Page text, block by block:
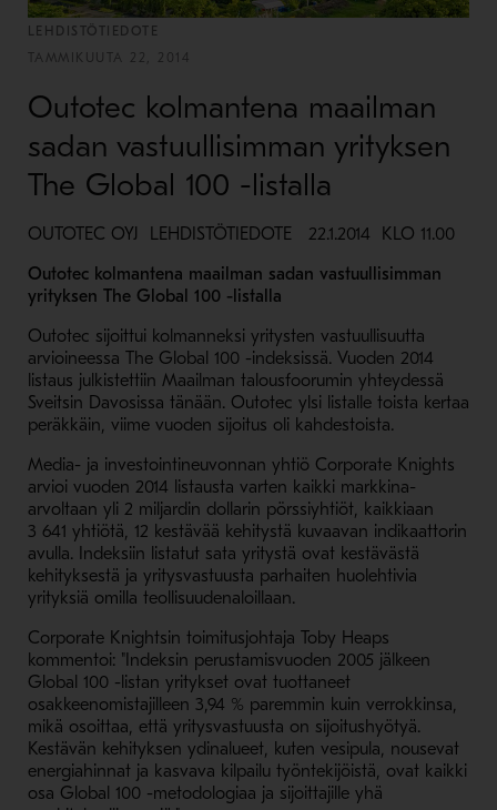
LEHDISTÖTIEDOTE
TAMMIKUUTA 22, 2014
Outotec kolmantena maailman
sadan vastuullisimman yrityksen
The Global 100 -listalla
OUTOTEC OYJ LEHDISTÖTIEDOTE 22.1.2014 KLO 11.00
Outotec kolmantena maailman sadan vastuullisimman
yrityksen The Global 100 -listalla
Outotec sijoittui kolmanneksi yritysten vastuullisuutta
arvioineessa The Global 100 -indeksissä. Vuoden 2014
listaus julkistettiin Maailman talousfoorumin yhteydessä
Sveitsin Davosissa tänään. Outotec ylsi listalle toista kertaa
peräkkäin, viime vuoden sijoitus oli kahdestoista.
Media- ja investointineuvonnan yhtiö Corporate Knights
arvioi vuoden 2014 listausta varten kaikki markkina-
arvoltaan yli 2 miljardin dollarin pörssiyhtiöt, kaikkiaan
3 641 yhtiötä, 12 kestävää kehitystä kuvaavan indikaattorin
avulla. Indeksiin listatut sata yritystä ovat kestävästä
kehityksestä ja yritysvastuusta parhaiten huolehtivia
yrityksiä omilla teollisuudenaloillaan.
Corporate Knightsin toimitusjohtaja Toby Heaps
kommentoi: "Indeksin perustamisvuoden 2005 jälkeen
Global 100 -listan yritykset ovat tuottaneet
osakkeenomistajilleen 3,94 % paremmin kuin verrokkinsa,
mikä osoittaa, että yritysvastuusta on sijoitushyötyä.
Kestävän kehityksen ydinalueet, kuten vesipula, nousevat
energiahinnat ja kasvava kilpailu työntekijöistä, ovat kaikki
osa Global 100 -metodologiaa ja sijoittajille yhä